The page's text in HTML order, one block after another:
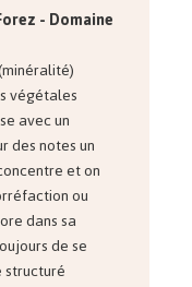
- Domaine
végétales
avec un
des notes un
et on
ou
dans sa
de se